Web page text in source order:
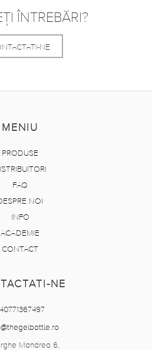
ÎNTREBĂRI?
NE
MENIU
PRODUSE
FAQ
NOI
INFO
ACADEMIE
CONTACT
NE
Mandrea 6,